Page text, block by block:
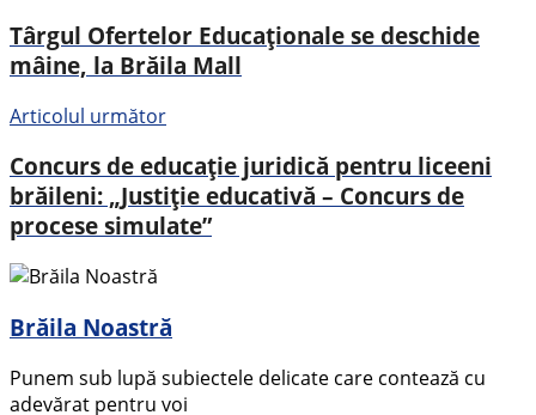
Târgul Ofertelor Educaționale se deschide
mâine, la Brăila Mall
Articolul următor
Concurs de educație juridică pentru liceeni
brăileni: „Justiție educativă – Concurs de
procese simulate”
Brăila Noastră
Punem sub lupă subiectele delicate care contează cu
adevărat pentru voi